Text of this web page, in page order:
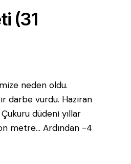
(31
neden oldu.
darbe vurdu. Haziran
düdeni yıllar
metre… Ardından -4